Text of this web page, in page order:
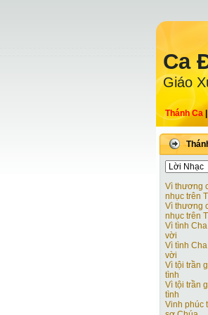
Ca
Giáo
Thánh Ca
Vì thương
nhục trên
Vì thương
nhục trên
Vì tình
vời
Vì tình
vời
Vì tội trần
tình
Vì tội trần
tình
Vinh phúc